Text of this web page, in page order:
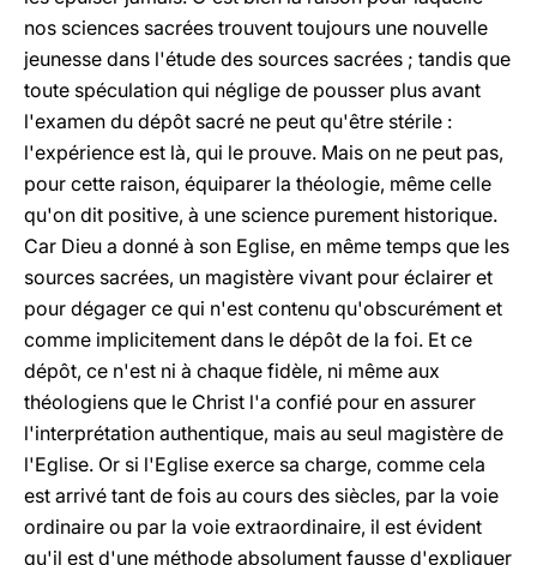
nos sciences sacrées trouvent toujours une nouvelle
jeunesse dans l'étude des sources sacrées ; tandis que
toute spéculation qui néglige de pousser plus avant
l'examen du dépôt sacré ne peut qu'être stérile :
l'expérience est là, qui le prouve. Mais on ne peut pas,
pour cette raison, équiparer la théologie, même celle
qu'on dit positive, à une science purement historique.
Car Dieu a donné à son Eglise, en même temps que les
sources sacrées, un magistère vivant pour éclairer et
pour dégager ce qui n'est contenu qu'obscurément et
comme implicitement dans le dépôt de la foi. Et ce
dépôt, ce n'est ni à chaque fidèle, ni même aux
théologiens que le Christ l'a confié pour en assurer
l'interprétation authentique, mais au seul magistère de
l'Eglise. Or si l'Eglise exerce sa charge, comme cela
est arrivé tant de fois au cours des siècles, par la voie
ordinaire ou par la voie extraordinaire, il est évident
qu'il est d'une méthode absolument fausse d'expliquer